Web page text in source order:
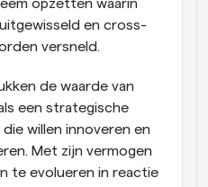
opzetten waarin
en cross-
versneld.
de waarde van
een strategische
willen innoveren en
Met zijn vermogen
te evolueren in reactie